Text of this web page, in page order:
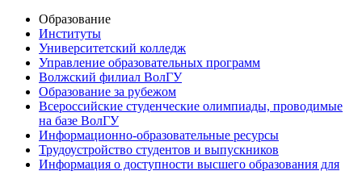
Образование
Институты
Университетский колледж
Управление образовательных программ
Волжский филиал ВолГУ
Образование за рубежом
Всероссийские студенческие олимпиады, проводимые
на базе ВолГУ
Информационно-образовательные ресурсы
Трудоустройство студентов и выпускников
Информация о доступности высшего образования для